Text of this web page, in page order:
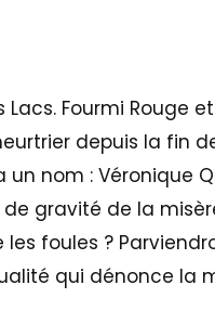
Lacs. Fourmi
depuis la fin
un nom :
gravité de la
foules ?
qui dénonce la